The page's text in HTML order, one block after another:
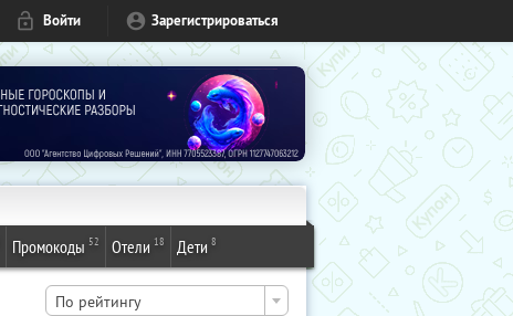
Войти Зарегистрироваться
Промокоды 52 Отели 18 Дети 8
По рейтингу